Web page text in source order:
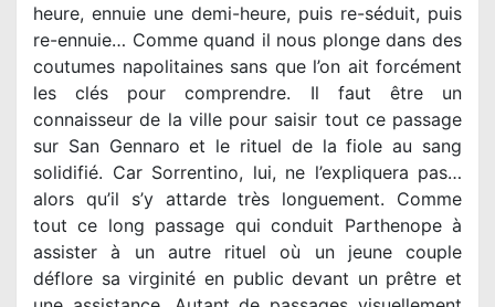
heure, ennuie une demi-heure, puis re-séduit, puis
re-ennuie… Comme quand il nous plonge dans des
coutumes napolitaines sans que l’on ait forcément
les clés pour comprendre. Il faut être un
connaisseur de la ville pour saisir tout ce passage
sur San Gennaro et le rituel de la fiole au sang
solidifié. Car Sorrentino, lui, ne l’expliquera pas…
alors qu’il s’y attarde très longuement. Comme
tout ce long passage qui conduit Parthenope à
assister à un autre rituel où un jeune couple
déflore sa virginité en public devant un prêtre et